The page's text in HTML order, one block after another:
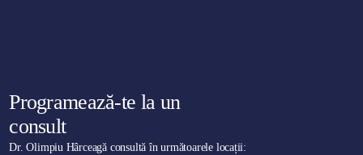
Programează-te la un
consult
Dr. Olimpiu Hârceagă consultă în următoarele locații: